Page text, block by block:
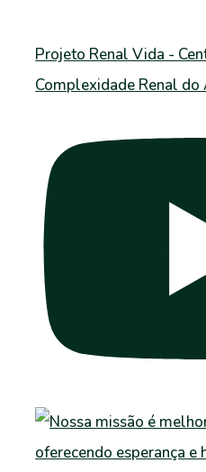
Projeto Renal Vida -
Complexidade Renal